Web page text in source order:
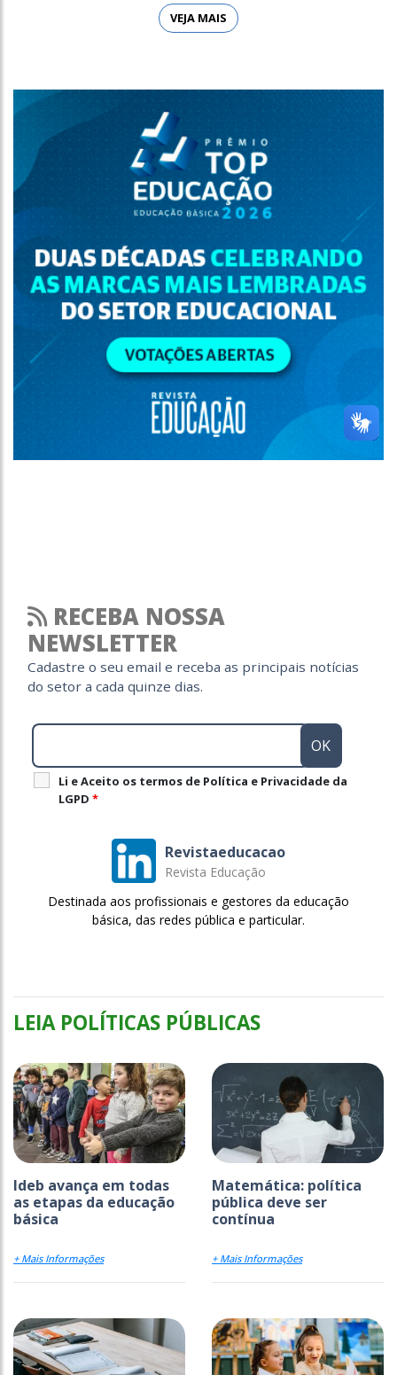
VEJA MAIS
RECEBA NOSSA
NEWSLETTER
Cadastre o seu email e receba as principais notícias
do setor a cada quinze dias.
Li e Aceito os termos de Política e Privacidade da
LGPD *
Revistaeducacao
Revista Educação
Destinada aos profissionais e gestores da educação
básica, das redes pública e particular.
LEIA POLÍTICAS PÚBLICAS
Ideb avança em todas
as etapas da educação
básica
+ Mais Informações
Matemática: política
pública deve ser
contínua
+ Mais Informações